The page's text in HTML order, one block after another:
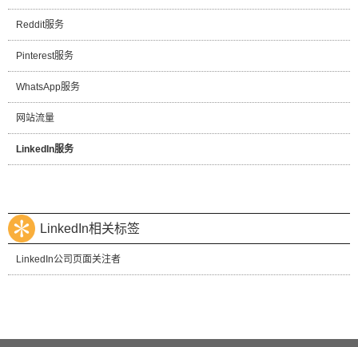
Reddit服务
Pinterest服务
WhatsApp服务
网站流量
LinkedIn服务
LinkedIn相关标签
LinkedIn公司页面关注者